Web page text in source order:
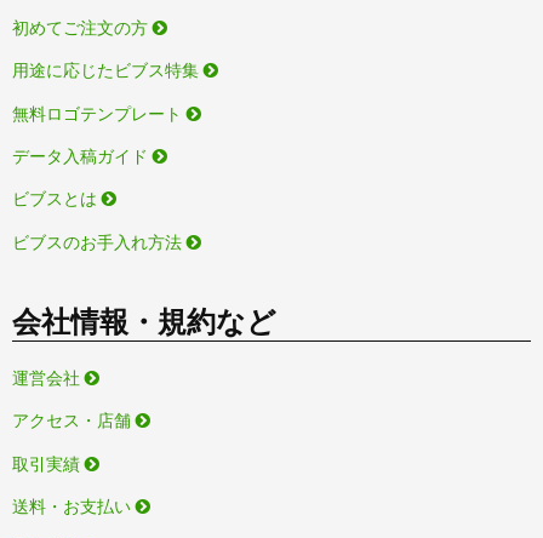
初めてご注文の方
用途に応じたビブス特集
無料ロゴテンプレート
データ入稿ガイド
ビブスとは
ビブスのお手入れ方法
会社情報・規約など
運営会社
アクセス・店舗
取引実績
送料・お支払い